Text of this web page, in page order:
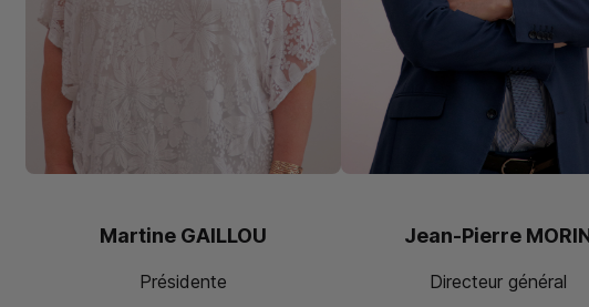
Martine GAILLOU
Présidente
Jean-Pierre
Directeur général